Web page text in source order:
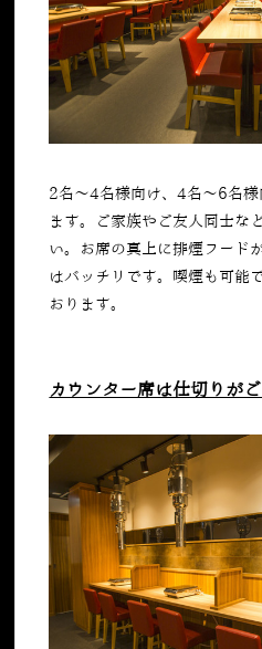
2名～4名様向け、4名～6名
ます。ご家族やご友人同士な
い。お席の真上に排煙フード
はバッチリです。喫煙も可能
おります。
カウンター席は仕切りが